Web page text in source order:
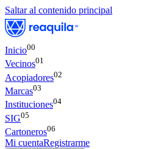
Saltar al contenido principal
Inicio00
Vecinos01
Acopiadores02
Marcas03
Instituciones04
SIG05
Cartoneros06
Mi cuentaRegistrarme